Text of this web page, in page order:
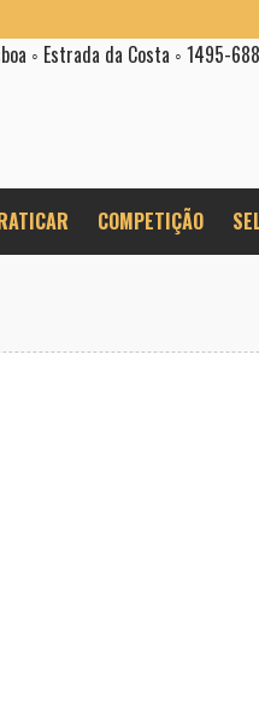
◦ Estrada da Costa ◦ 1495-
COMPETIÇÃO